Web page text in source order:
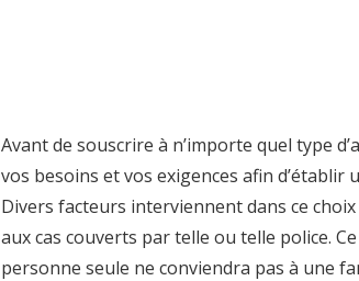
Avant de souscrire à n’importe quel type
vos besoins et vos exigences afin d’établir
Divers facteurs interviennent dans ce
aux cas couverts par telle ou telle police.
personne seule ne conviendra pas à une